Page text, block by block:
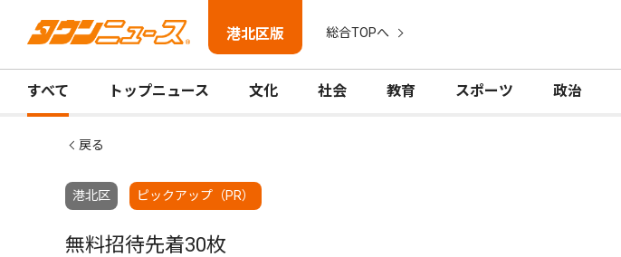
港北区版 総合TOPへ
すべて トップニュース 文化 社会 教育 スポーツ 政治
戻る
港北区 ピックアップ（PR）
無料招待先着30枚